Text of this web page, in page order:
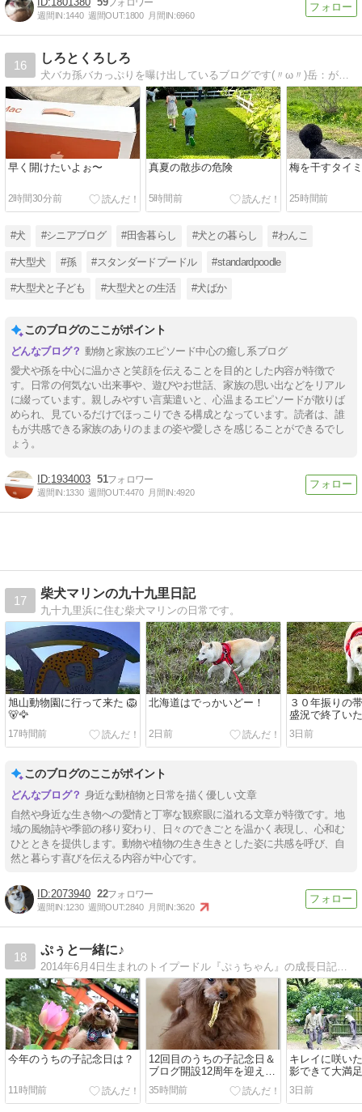
週間IN:1440 週間OUT:1800 月間IN:6960
16
しろとくろしろ
犬バカ孫バカっぷりを曝け出しているブログです(〃ω〃)岳：がっくん6歳 風：ふぅ9ヶ月 雷：らい9ヶ月お空組/くぅさん2022.2.10(14歳11ヶ月) りっくん2022.7.16(13歳9ヶ月)
早く開けたいよぉ〜
2時間30分前
真夏の散歩の危険
5時間前
梅を干すタイ
25時間前
#犬 #シニアブログ #田舎暮らし #犬との暮らし #わんこ
#大型犬 #孫 #スタンダードプードル #standardpoodle
#大型犬と子ども #大型犬との生活 #犬ばか
このブログのここがポイント
動物と家族のエピソード中心の癒し系ブログ
愛犬や孫を中心に温かさと笑顔を伝えることを目的とした内容が特徴で
す。日常の何気ない出来事や、遊びやお世話、家族の思い出などをリアル
に綴っています。親しみやすい言葉遣いと、心温まるエピソードが散りば
められ、見ているだけでほっこりできる構成となっています。読者は、誰
もが共感できる家族のありのままの姿や愛しさを感じることができるでし
ょう。
1934003 51
週間IN:1330 週間OUT:4470 月間IN:4920
17
柴犬マリンの九十九里日記
九十九里浜に住む柴犬マリンの日常です。
旭山動物園に行って来た 🦁
🐻🦅
17時間前
北海道はでっかいどー！
2日前
３０年振りの
盛況で終了い
3日前
このブログのここがポイント
身近な動植物と日常を描く優しい文章
自然や身近な生き物への愛情と丁寧な観察眼に溢れる文章が特徴です。地
域の風物詩や季節の移り変わり、日々のできごとを温かく表現し、心和む
ひとときを提供します。動物や植物の生き生きとした姿に共感を呼び、自
然と暮らす喜びを伝える内容が中心です。
2073940 22
週間IN:1230 週間OUT:2840 月間IN:3620
18
ぷぅと一緒に♪
2014年6月4日生まれのトイプードル『ぷぅちゃん』の成長日記です☆
今年のうちの子記念日は？
11時間前
12回目のうちの子記念日＆
ブログ開設12周年を迎えま
した♪
35時間前
キレイに咲い
影できて大満
なって初めて
～
3日前